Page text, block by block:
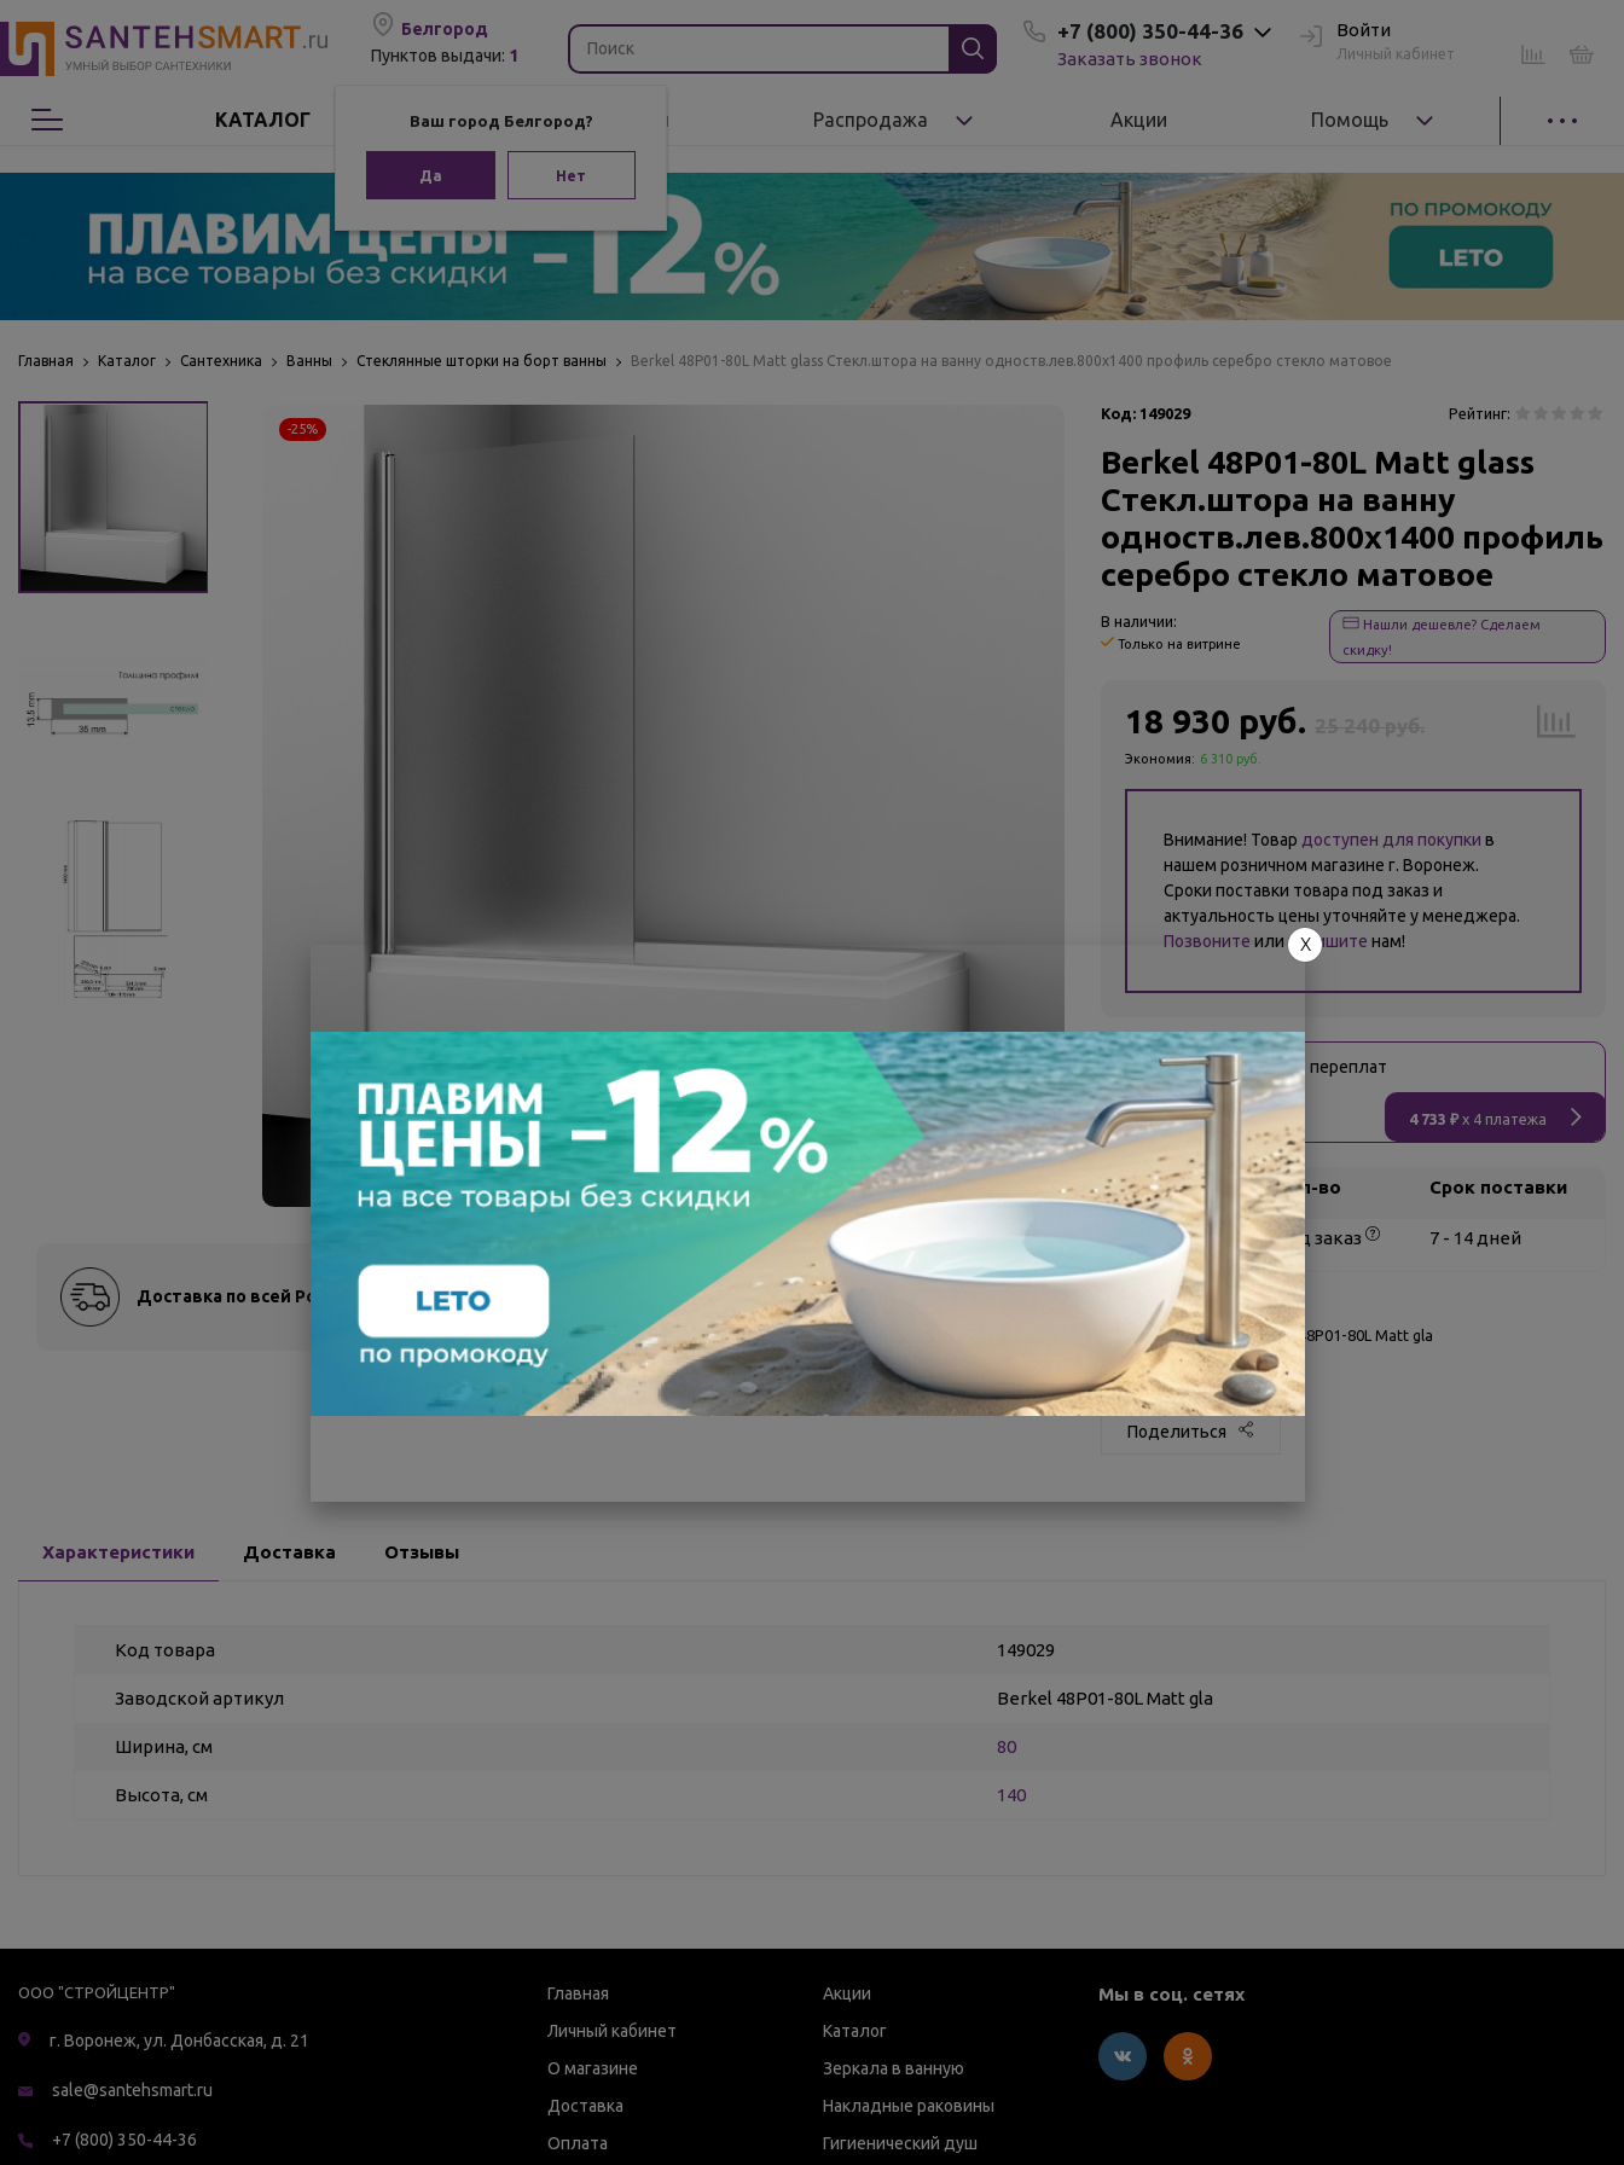
Белгород
Пунктов выдачи: 1
Ваш город Белгород?
Да Нет
+7 (800) 350-44-36
Заказать звонок
Войти
Личный кабинет
КАТАЛОГ
Сантехника
Мебель для ванной
Аксессуары для ванной
Отопление
Бренды Распродажа Акции Помощь
Главная Каталог Сантехника Ванны Стеклянные шторки на борт ванны Berkel 48P01-80L Matt glass Стекл.штора на ванну одноств.лев.800х1400 профиль серебро стекло матовое
-25%
Доставка по всей России Оплата после осмотра Всегда низкие цены
Код: 149029 Рейтинг:
Berkel 48P01-80L Matt glass
Стекл.штора на ванну
одноств.лев.800х1400 профиль
серебро стекло матовое
В наличии:
Только на витрине
Нашли дешевле? Сделаем
скидку!
18 930 руб.
Экономия: 6 310 руб.
Внимание! Товар доступен для покупки в
нашем розничном магазине г. Воронеж.
Сроки поставки товара под заказ и
актуальность цены уточняйте у менеджера.
Позвоните или напишите нам!
Оплати без переплат
4 733 ₽x 4 платежа
Склад Кол-во Срок поставки
Белгород под заказ 7 - 14 дней
О товаре
Заводской артикул: Berkel 48P01-80L Matt gla
Другие характеристики
Поделиться
Характеристики Доставка Отзывы
Код товара 149029
Заводской артикул Berkel 48P01-80L Matt gla
Ширина, см 80
Высота, см 140
ООО "СТРОЙЦЕНТР"
г. Воронеж, ул. Донбасская, д. 21
sale@santehsmart.ru
+7 (800) 350-44-36
Главная
Личный кабинет
О магазине
Доставка
Оплата
Акции
Каталог
Зеркала в ванную
Накладные раковины
Гигиенический душ
Мы в соц. сетях
X